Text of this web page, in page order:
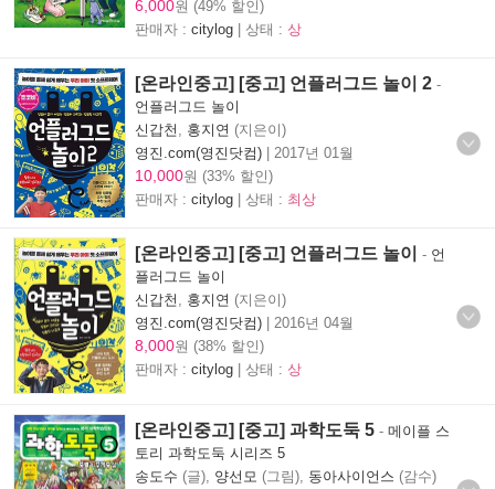
6,000원 (49% 할인)
판매자 : citylog | 상태 : 상
[온라인중고] [중고] 언플러그드 놀이 2 -
언플러그드 놀이
신갑천
홍지연 (지은이)
영진.com(영진닷컴) | 2017년 01월
10,000원 (33% 할인)
판매자 : citylog | 상태 : 최상
[온라인중고] [중고] 언플러그드 놀이 - 언
플러그드 놀이
신갑천
홍지연 (지은이)
영진.com(영진닷컴) | 2016년 04월
8,000원 (38% 할인)
판매자 : citylog | 상태 : 상
[온라인중고] [중고] 과학도둑 5 - 메이플 스
토리 과학도둑 시리즈 5
송도수 (글), 양선모 (그림), 동아사이언스 (감수)